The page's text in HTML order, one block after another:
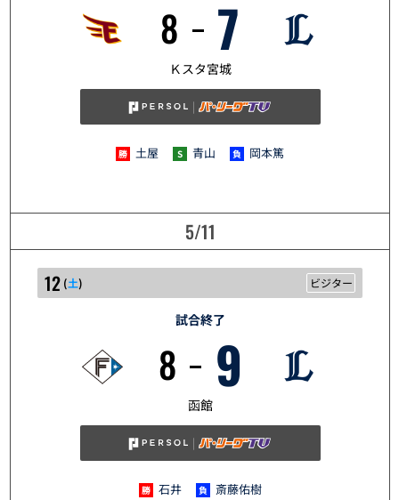
5/10
8 7
Ｋスタ宮城
土屋 青山 岡本篤
5/11
5/12
12 (土) ビジター
試合終了
8 9
函館
石井 斎藤佑樹